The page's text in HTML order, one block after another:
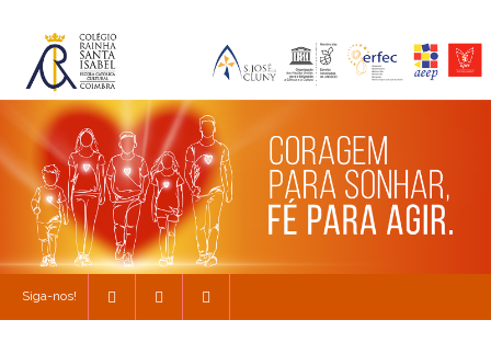
Siga-nos!